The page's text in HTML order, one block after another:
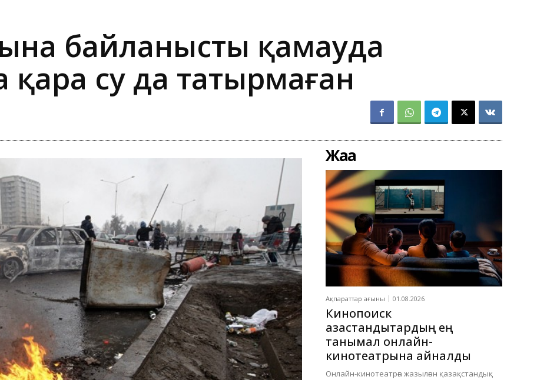
байланысты қамауда
қара су да татырмаған
Жаңа
Ақпараттар ағыны 01.08.2026
Кинопоиск
қазақстандықтардың ең
танымал онлайн-
кинотеатрына айналды
Онлайн-кинотеатрға жазылған қазақстандық